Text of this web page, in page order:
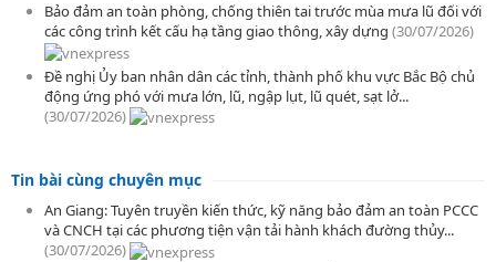
Bảo đảm an toàn phòng, chống thiên tai trước mùa mưa lũ đối với
các công trình kết cấu hạ tầng giao thông, xây dựng (30/07/2026)
Đề nghị Ủy ban nhân dân các tỉnh, thành phố khu vực Bắc Bộ chủ
động ứng phó với mưa lớn, lũ, ngập lụt, lũ quét, sạt lở...
(30/07/2026)
Tin bài cùng chuyên mục
An Giang: Tuyên truyền kiến thức, kỹ năng bảo đảm an toàn PCCC
và CNCH tại các phương tiện vận tải hành khách đường thủy...
(30/07/2026)